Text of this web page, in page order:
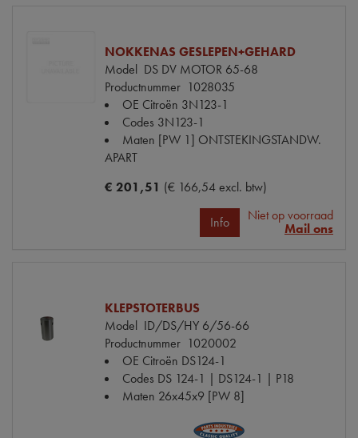
NOKKENAS GESLEPEN+GEHARD
Model DS DV MOTOR 65-68
Productnummer 1028035
OE Citroën 3N123-1
Codes 3N123-1
Maten [PW 1] ONTSTEKINGSTANDW.
APART
€ 201,51 (€ 166,54 excl. btw)
Info
Niet op voorraad
Mail ons
KLEPSTOTERBUS
Model ID/DS/HY 6/56-66
Productnummer 1020002
OE Citroën DS124-1
Codes DS 124-1 | DS124-1 | P18
Maten 26x45x9 [PW 8]